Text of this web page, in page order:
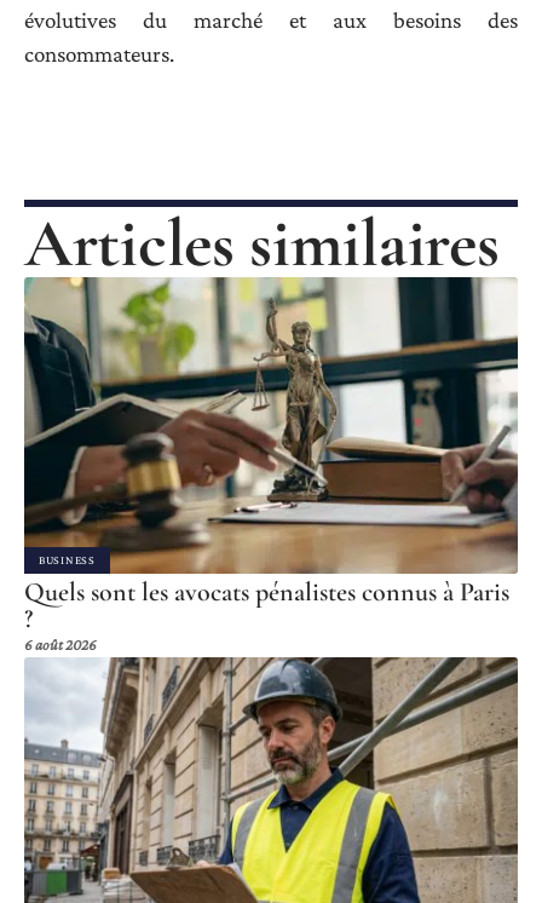
évolutives du marché et aux besoins des
consommateurs.
Articles similaires
BUSINESS
Quels sont les avocats pénalistes connus à Paris
?
6 août 2026